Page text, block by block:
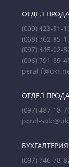
ОТДЕЛ
(099) 423-51-
(068) 762-85-
(097) 445-02-
(096) 791-89-
peral-
ОТДЕЛ
(097) 487-18-
peral-
БУХГАЛТЕРИЯ
(097) 746-78-